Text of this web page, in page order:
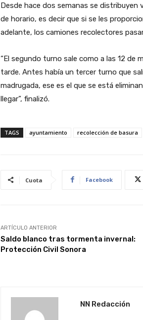
Desde hace dos semanas se distribuyen
de horario, es decir que si se les
adelante, los camiones recolectores
“El segundo turno sale como a las 12 de
tarde. Antes había un tercer turno que
madrugada, ese es el que se está
llegar”, finalizó.
TAGS ayuntamiento recolección de basura
Cuota Facebook
ARTÍCULO ANTERIOR
Saldo blanco tras tormenta invernal:
Protección Civil Sonora
NN Redacción